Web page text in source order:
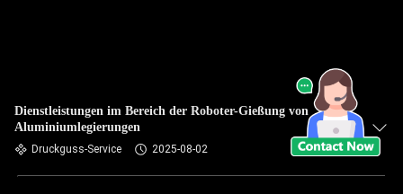
Dienstleistungen im Bereich der Roboter-Gießung von
Aluminiumlegierungen
Druckguss-Service 2025-08-02